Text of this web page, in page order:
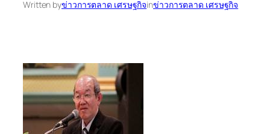
Written byข่าวการตลาด เศรษฐกิจinข่าวการตลาด เศรษฐกิจ